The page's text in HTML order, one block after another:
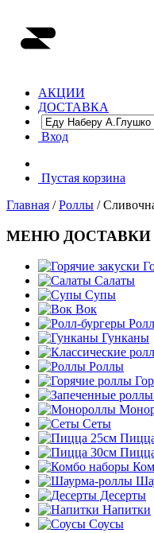
АКЦИИ
ДОСТАВКА
Вход
Пустая корзина
Главная /Роллы /
МЕНЮ ДОСТАВКИ
Салаты
Супы
Вок
Гунканы
Роллы
Сеты
Десерты
Напитки
Соусы